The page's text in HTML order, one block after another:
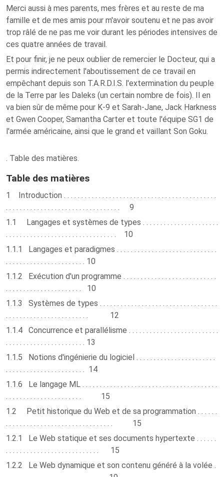
Merci aussi à mes parents, mes frères et au reste de ma
famille et de mes amis pour m'avoir soutenu et ne pas avoir
trop râlé de ne pas me voir durant les périodes intensives de
ces quatre années de travail.
Et pour finir, je ne peux oublier de remercier le Docteur, qui a
permis indirectement l'aboutissement de ce travail en
empêchant depuis son T.A.R.D.I.S. l'extermination du peuple
de la Terre par les Daleks (un certain nombre de fois). Il en
va bien sûr de même pour K-9 et Sarah-Jane, Jack Harkness
et Gwen Cooper, Samantha Carter et toute l'équipe SG1 de
l'armée américaine, ainsi que le grand et vaillant Son Goku.
. Table des matières.
Table des matières
1 Introduction . . . . . . . . . . . . . . . . . . . . . . . . . . . . . . . . . . . . . . . . . . . .
. . . . . . . . . . . . . . . . . . . . . . . . . . . . . . . . . 9
1.1 Langages et systèmes de types . . . . . . . . . . . . . . . . . . . . . .
. . . . . . . . . . . . . . . . . . . . . . . . . . . . . . . . 10
1.1.1 Langages et paradigmes . . . . . . . . . . . . . . . . . . . . . . . . . . . . .
. . . . . . . . . . . . . . . . . . . . . . . 10
1.1.2 Exécution d'un programme . . . . . . . . . . . . . . . . . . . . . . . . . . .
. . . . . . . . . . . . . . . . . . . . . . 10
1.1.3 Systèmes de types . . . . . . . . . . . . . . . . . . . . . . . . . . . . . . . . . .
. . . . . . . . . . . . . . . . . . . . . . . . 12
1.1.4 Concurrence et parallélisme . . . . . . . . . . . . . . . . . . . . . . . . . .
. . . . . . . . . . . . . . . . . . . . . . . 13
1.1.5 Notions d'ingénierie du logiciel . . . . . . . . . . . . . . . . . . . . . . .
. . . . . . . . . . . . . . . . . . . . . . . 14
1.1.6 Le langage ML . . . . . . . . . . . . . . . . . . . . . . . . . . . . . . . . . . . . . . .
. . . . . . . . . . . . . . . . . . . . . . 15
1.2 Petit historique du Web et de sa programmation . . . . . .
. . . . . . . . . . . . . . . . . . . . . . . . . . . . . . . 15
1.2.1 Le Web statique et ses documents hypertexte . . . . . .
. . . . . . . . . . . . . . . . . . . . . . . . . . . 15
1.2.2 Le Web dynamique et son contenu généré à la volée .